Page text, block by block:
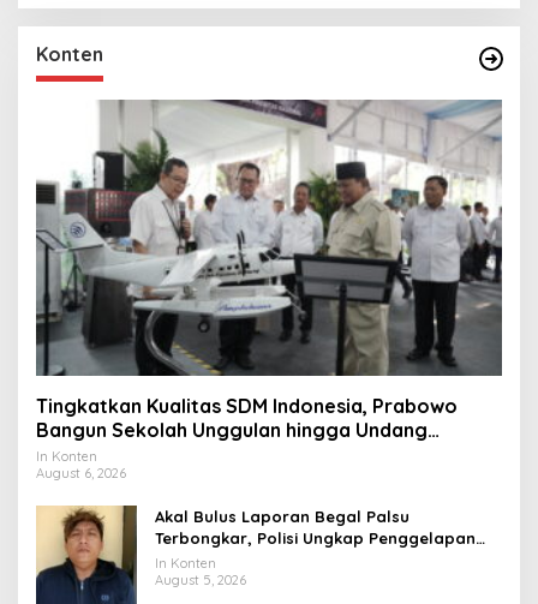
Konten
Tingkatkan Kualitas SDM Indonesia, Prabowo
Bangun Sekolah Unggulan hingga Undang
Universitas Terbaik Dunia
In Konten
August 6, 2026
Akal Bulus Laporan Begal Palsu
Terbongkar, Polisi Ungkap Penggelapan
Uang Perusahaan untuk Crypto
In Konten
August 5, 2026